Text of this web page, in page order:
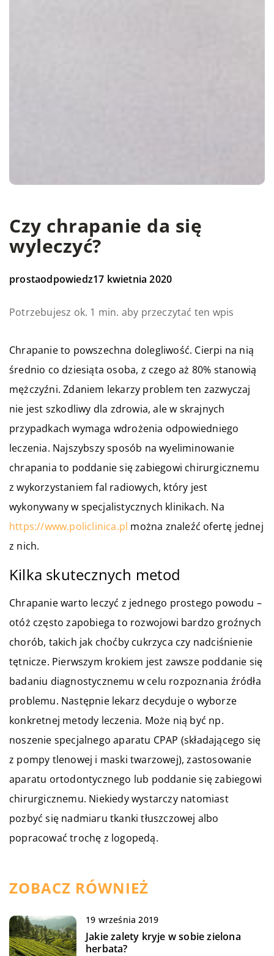
Czy chrapanie da się
wyleczyć?
prostaodpowiedz17 kwietnia 2020
Potrzebujesz ok. 1 min. aby przeczytać ten wpis
Chrapanie to powszechna dolegliwość. Cierpi na nią
średnio co dziesiąta osoba, z czego aż 80% stanowią
mężczyźni. Zdaniem lekarzy problem ten zazwyczaj
nie jest szkodliwy dla zdrowia, ale w skrajnych
przypadkach wymaga wdrożenia odpowiedniego
leczenia. Najszybszy sposób na wyeliminowanie
chrapania to poddanie się zabiegowi chirurgicznemu
z wykorzystaniem fal radiowych, który jest
wykonywany w specjalistycznych klinikach. Na
https://www.policlinica.pl można znaleźć ofertę jednej
z nich.
Kilka skutecznych metod
Chrapanie warto leczyć z jednego prostego powodu –
otóż często zapobiega to rozwojowi bardzo groźnych
chorób, takich jak choćby cukrzyca czy nadciśnienie
tętnicze. Pierwszym krokiem jest zawsze poddanie się
badaniu diagnostycznemu w celu rozpoznania źródła
problemu. Następnie lekarz decyduje o wyborze
konkretnej metody leczenia. Może nią być np.
noszenie specjalnego aparatu CPAP (składającego się
z pompy tlenowej i maski twarzowej), zastosowanie
aparatu ortodontycznego lub poddanie się zabiegowi
chirurgicznemu. Niekiedy wystarczy natomiast
pozbyć się nadmiaru tkanki tłuszczowej albo
popracować trochę z logopedą.
ZOBACZ RÓWNIEŻ
19 września 2019
Jakie zalety kryje w sobie zielona
herbata?